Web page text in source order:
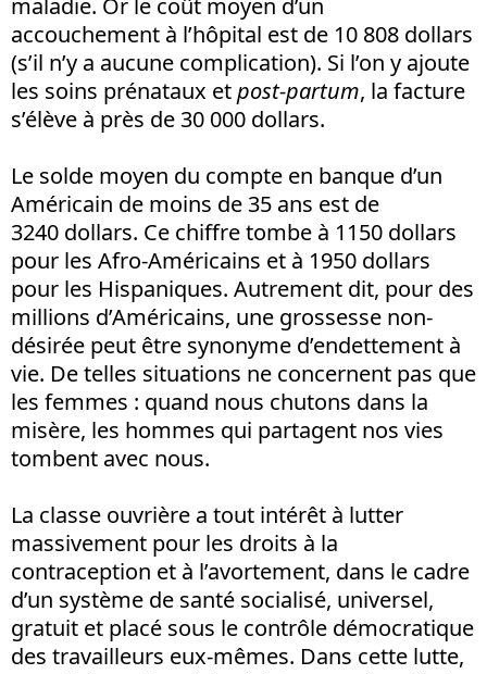
maladie. Or le coût moyen d’un
accouchement à l’hôpital est de 10 808 dollars
(s’il n’y a aucune complication). Si l’on y ajoute
les soins prénataux etpost-partum, la facture
s’élève à près de 30 000 dollars.
Le solde moyen du compte en banque d’un
Américain de moins de 35 ans est de
3240 dollars. Ce chiffre tombe à 1150 dollars
pour les Afro-Américains et à 1950 dollars
pour les Hispaniques. Autrement dit, pour des
millions d’Américains, une grossesse non-
désirée peut être synonyme d’endettement à
vie. De telles situations ne concernent pas que
les femmes : quand nous chutons dans la
misère, les hommes qui partagent nos vies
tombent avec nous.
La classe ouvrière a tout intérêt à lutter
massivement pour les droits à la
contraception et à l’avortement, dans le cadre
d’un système de santé socialisé, universel,
gratuit et placé sous le contrôle démocratique
des travailleurs eux-mêmes. Dans cette lutte,